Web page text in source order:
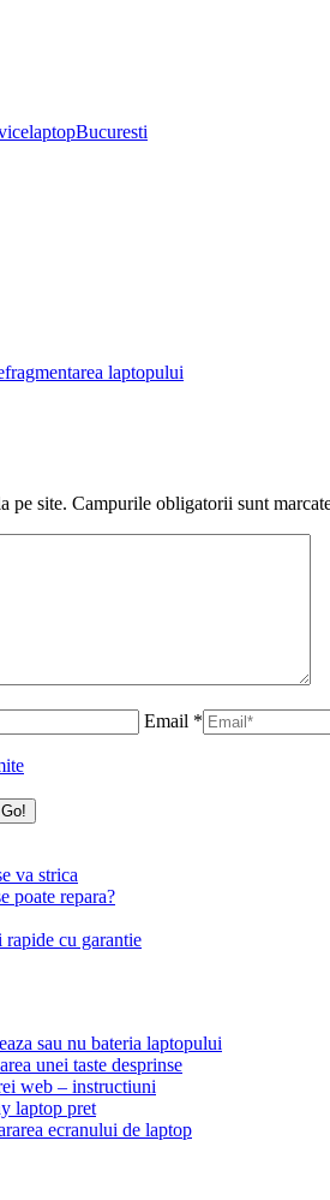
laptopului
pe site. Campurile obligatorii sunt
Email *
va strica
poate repara?
rapide cu garantie‎
sau nu bateria laptopului
unei taste desprinse
web – instructiuni
laptop pret
ecranului de laptop